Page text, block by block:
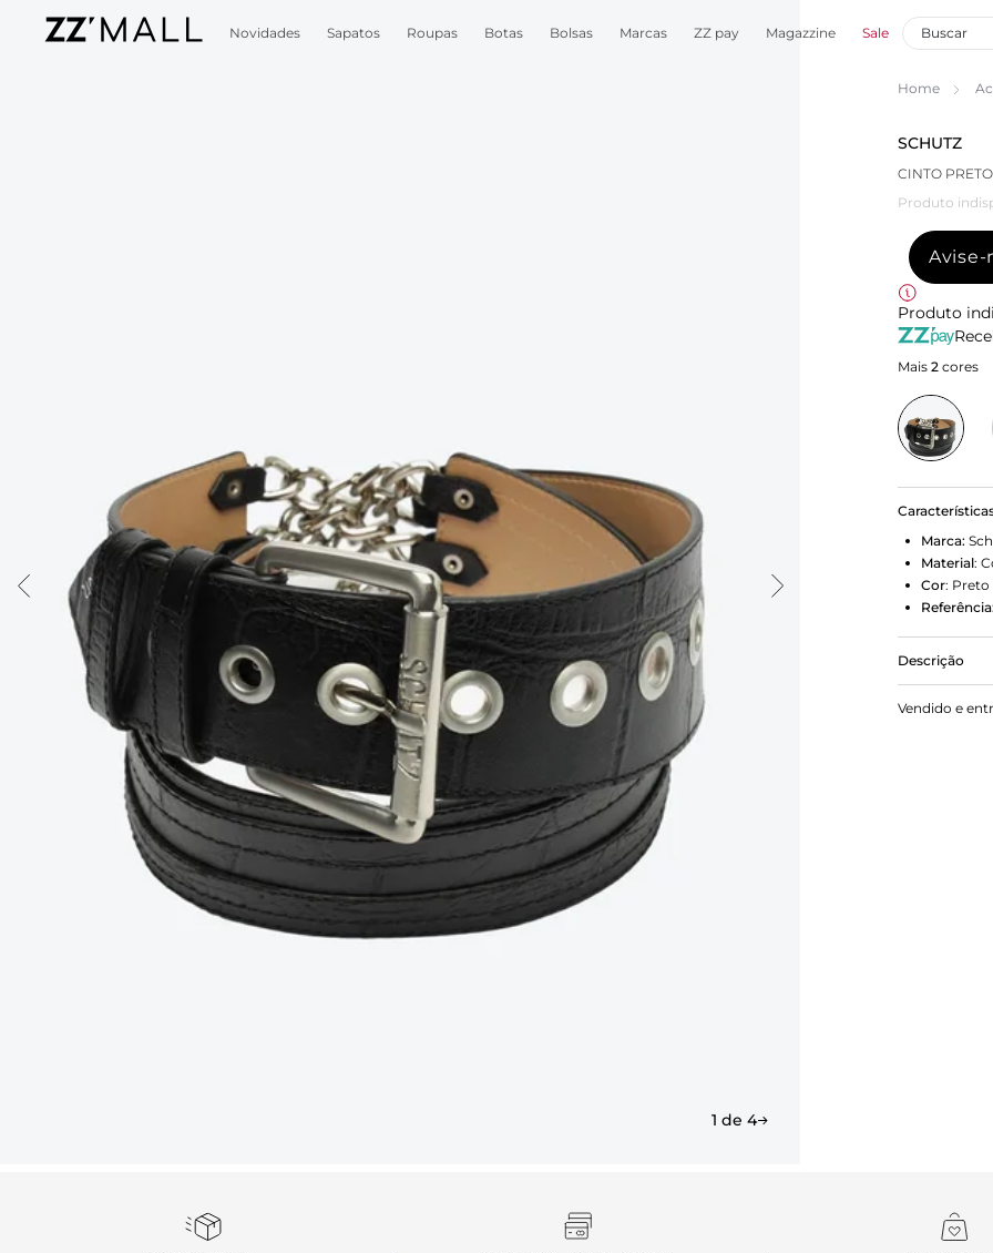
Novidades Sapatos Roupas Botas Bolsas Marcas ZZ pay Magazzine Sale
1 de 4
Home
SCHUTZ
CINTO
Produto
Avise-
Produto
Mais 2 cores
Marca:
Material:
Cor: Preto
Referência:
Descrição
Adicione
couro, que
Vendido e